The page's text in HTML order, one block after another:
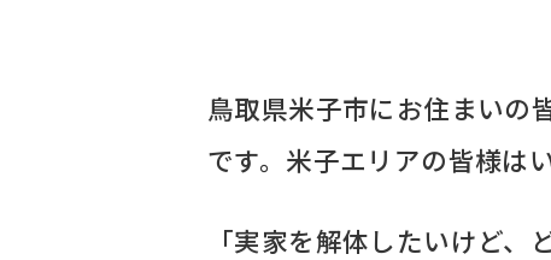
鳥取県米子市にお住まいの
です。米子エリアの皆様は
「実家を解体したいけど